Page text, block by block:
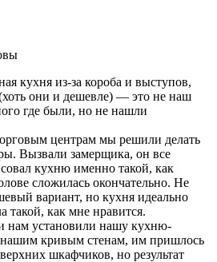
кухня из-за короба и выступов,
они и дешевле) — это не наш
где были, но не нашли
центрам мы решили делать
Вызвали замерщика, он все
кухню именно такой, как
сложилась окончательно. Не
вариант, но кухня идеально
такой, как мне нравится.
нам установили нашу кухню-
нашим кривым стенам, им пришлось
шкафчиков, но результат